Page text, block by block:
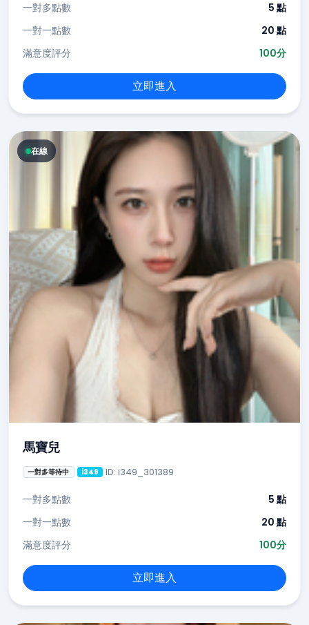
一對多點數
5 點
一對一點數
20 點
滿意度評分
100分
立即進入
在線
馬寶兒
一對多等待中 i349 ID: i349_301389
一對多點數
5 點
一對一點數
20 點
滿意度評分
100分
立即進入